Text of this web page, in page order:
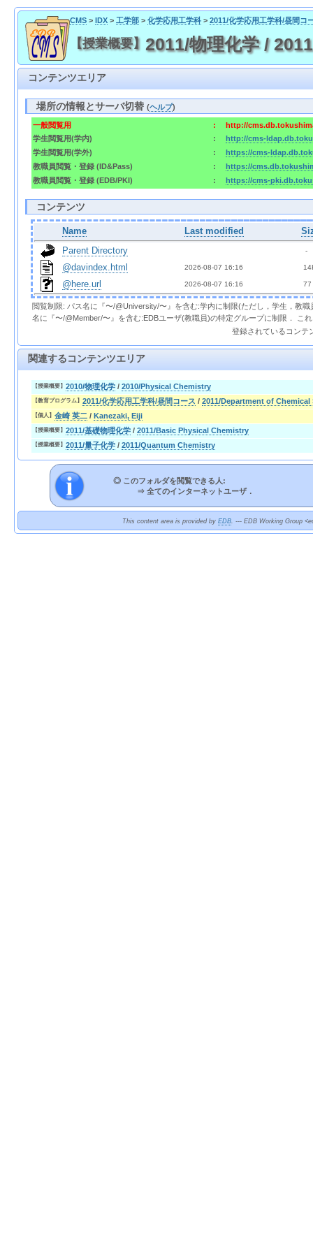
CMS> IDX> 工学部> 化学応用工学科> 2011/化学応用工学科/昼間コ
【授業概要】 2011/物理化学 /
コンテンツエリア
場所の情報とサーバ切替(ヘルプ)
一般閲覧用 :
http://
学生閲覧用(学内)
:
http://cms-
学生閲覧用(学外)
:
https://cms-
教職員閲覧・登録 (ID&Pass)
:
https://
教職員閲覧・登録 (EDB/PKI)
: https://cms-
コンテンツ
Name Last modified
Parent Directory
  -
@davindex.html 2026-08-07 16:16
@here.url 2026-08-07 16:16 77
閲覧制限: パス名に『〜/@University/〜』を含む:学内に制限(ただし，学生，教
名に『〜/@Member/〜』を含む:EDBユーザ(教職員)の特定グループに制限． こ
登録されているコンテ
関連するコンテンツエリア
【授業概要】 2010/物理化学 / 2010/Physical Chemistry
【教育プログラム】 2011/化学応用工学科/昼間コース / 2011/Department of
【個人】 金崎 英二 / Kanezaki, Eiji
【授業概要】 2011/基礎物理化学 / 2011/Basic Physical Chemistry
【授業概要】 2011/量子化学 / 2011/Quantum Chemistry
◎ このフォルダを閲覧できる人:
⇒ 全てのインターネットユーザ．
This content area is provided by EDB. --- EDB Working Group